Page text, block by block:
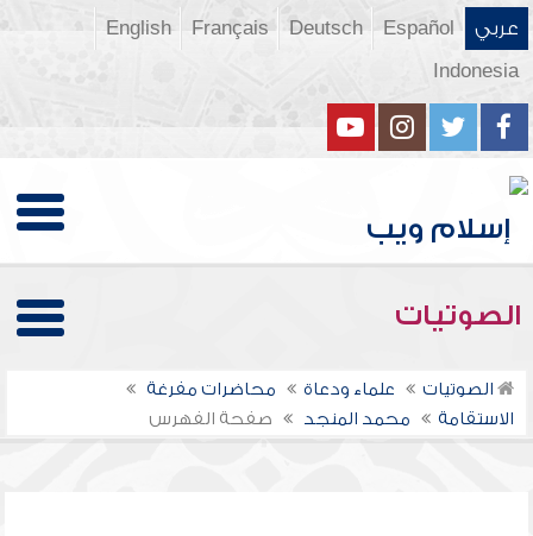
عربي Español
Deutsch
Français
English
Indonesia
الصوتيات
الصوتيات علماء ودعاة
محاضرات مفرغة
الاستقامة
محمد المنجد صفحة الفهرس